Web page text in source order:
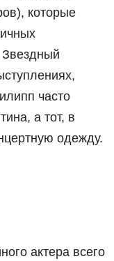
которые
Звездный
часто
а тот, в
одежду.
актера всего